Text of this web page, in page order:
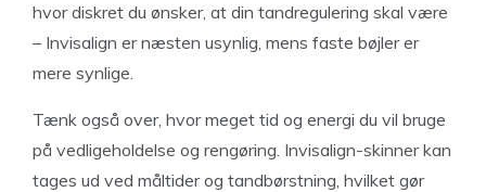
hvor diskret du ønsker, at din tandregulering skal være
– Invisalign er næsten usynlig, mens faste bøjler er
mere synlige.
Tænk også over, hvor meget tid og energi du vil bruge
på vedligeholdelse og rengøring. Invisalign-skinner kan
tages ud ved måltider og tandbørstning, hvilket gør